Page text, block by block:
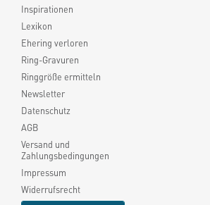
Inspirationen
Lexikon
Ehering verloren
Ring-Gravuren
Ringgröße ermitteln
Newsletter
Datenschutz
AGB
Versand und
Zahlungsbedingungen
Impressum
Widerrufsrecht